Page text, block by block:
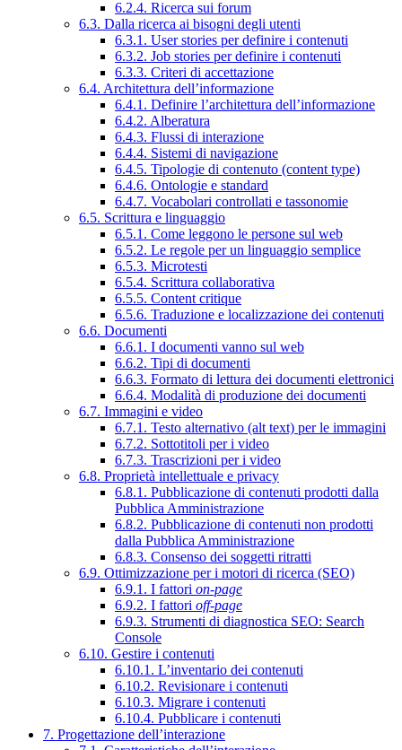
6.2.4. Ricerca sui forum
6.3. Dalla ricerca ai bisogni degli utenti
6.3.1. User stories per definire i contenuti
6.3.2. Job stories per definire i contenuti
6.3.3. Criteri di accettazione
6.4. Architettura dell’informazione
6.4.1. Definire l’architettura dell’informazione
6.4.2. Alberatura
6.4.3. Flussi di interazione
6.4.4. Sistemi di navigazione
6.4.5. Tipologie di contenuto (content type)
6.4.6. Ontologie e standard
6.4.7. Vocabolari controllati e tassonomie
6.5. Scrittura e linguaggio
6.5.1. Come leggono le persone sul web
6.5.2. Le regole per un linguaggio semplice
6.5.3. Microtesti
6.5.4. Scrittura collaborativa
6.5.5. Content critique
6.5.6. Traduzione e localizzazione dei contenuti
6.6. Documenti
6.6.1. I documenti vanno sul web
6.6.2. Tipi di documenti
6.6.3. Formato di lettura dei documenti elettronici
6.6.4. Modalità di produzione dei documenti
6.7. Immagini e video
6.7.1. Testo alternativo (alt text) per le immagini
6.7.2. Sottotitoli per i video
6.7.3. Trascrizioni per i video
6.8. Proprietà intellettuale e privacy
6.8.1. Pubblicazione di contenuti prodotti dalla
Pubblica Amministrazione
6.8.2. Pubblicazione di contenuti non prodotti
dalla Pubblica Amministrazione
6.8.3. Consenso dei soggetti ritratti
6.9. Ottimizzazione per i motori di ricerca (SEO)
6.9.1. I fattori on-page
6.9.2. I fattori off-page
6.9.3. Strumenti di diagnostica SEO: Search
Console
6.10. Gestire i contenuti
6.10.1. L’inventario dei contenuti
6.10.2. Revisionare i contenuti
6.10.3. Migrare i contenuti
6.10.4. Pubblicare i contenuti
7. Progettazione dell’interazione